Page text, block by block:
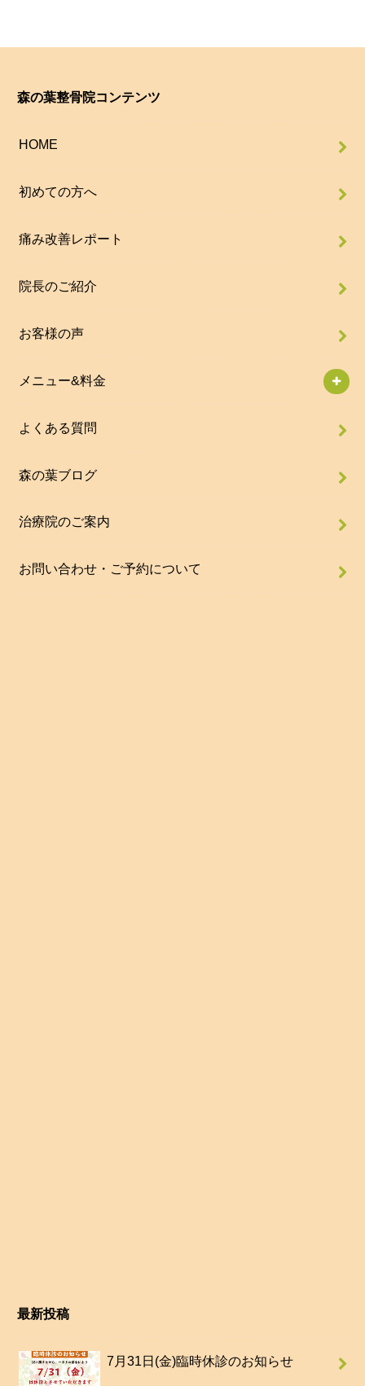
森の葉整骨院コンテンツ
HOME
初めての方へ
痛み改善レポート
院長のご紹介
お客様の声
メニュー&料金
よくある質問
森の葉ブログ
治療院のご案内
お問い合わせ・ご予約について
最新投稿
7月31日(金)臨時休診のお知らせ